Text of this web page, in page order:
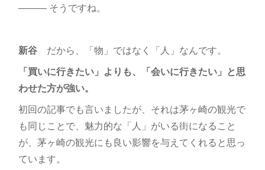
――― そうですね。
新谷だから、「物」ではなく「人」なんです。
「買いに行きたい」よりも、「会いに行きたい」と思
わせた方が強い。
初回の記事でも言いましたが、それは茅ヶ崎の観光で
も同じことで、魅力的な「人」がいる街になること
が、茅ヶ崎の観光にも良い影響を与えてくれると思っ
ています。